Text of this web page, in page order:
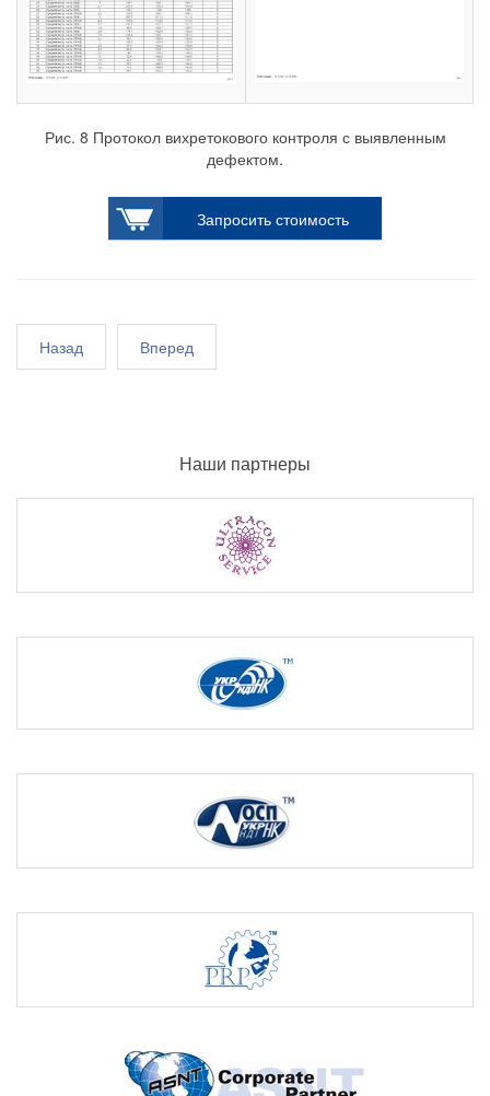
Рис. 8 Протокол вихретокового контроля с выявленным
дефектом.
Запросить стоимость
Назад Вперед
Наши партнеры